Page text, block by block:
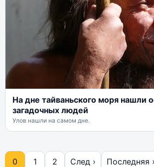
На дне тайваньского моря нашли
загадочных людей
Улов нашли на самом дне.
0 1 2 След › Последняя